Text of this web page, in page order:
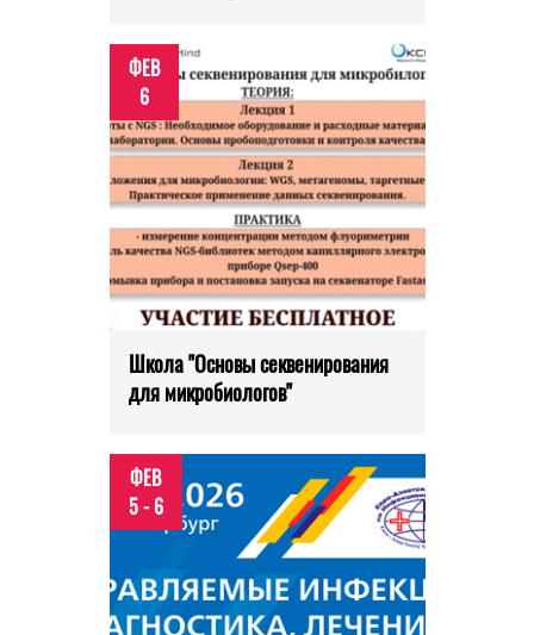
ФЕВ
6
Школа "Основы секвенирования
для микробиологов"
ФЕВ
5 - 6